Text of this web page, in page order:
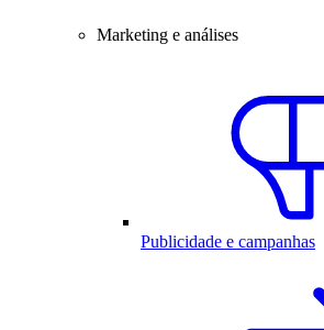
Marketing e análises
Publicidade e campanhas